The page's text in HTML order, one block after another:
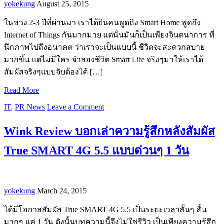
yokekung August 25, 2015
ในช่วง 2-3 ปีที่ผ่านมา เราได้ยินคนพูดถึง Smart Home พูดถึง
Internet of Things กันมากมาย แต่นั่นมันก็เป็นเพียงจินตนาการ ที่
นึกภาพไปถึงอนาคต ว่าเราจะเป็นแบบนี้ ชีวิตจะสะดวกสบาย
มากขึ้น แต่ไม่มีใคร จำลองชีวิต Smart Life จริงๆมาให้เราได้
สัมผัสจริงๆแบบจับต้องได้ […]
Read More
IT, PR News Leave a Comment
Wink Review บอกเล่าความรู้สึกหลังสัมผัส
True SMART 4G 5.5 แบบด่วนๆ 1 วัน
yokekung March 24, 2015
ได้มีโอกาสสัมผัส True SMART 4G 5.5 เป็นระยะเวลาสั้นๆ สั้น
มากๆ แค่ 1 วัน ดังนั้นบทความนี้จึงไม่ใช่รีวิว เป็นเพียงความรู้สึก